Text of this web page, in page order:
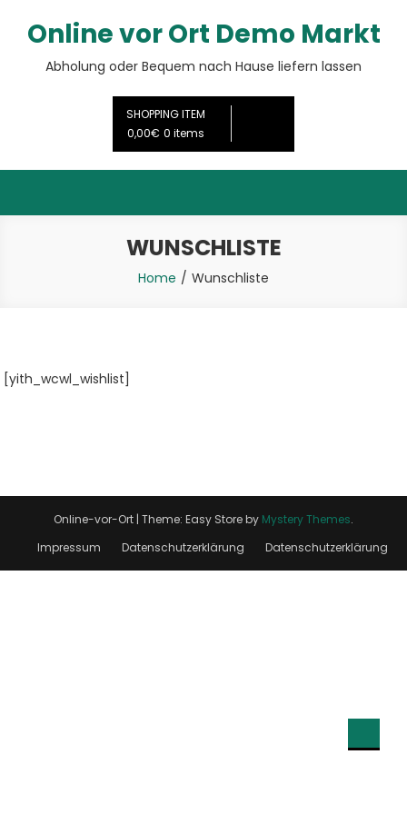
Online vor Ort Demo Markt
Abholung oder Bequem nach Hause liefern lassen
SHOPPING ITEM
0,00€ 0 items
WUNSCHLISTE
Home Wunschliste
[yith_wcwl_wishlist]
Online-vor-Ort | Theme: Easy Store by Mystery Themes.
Impressum
Datenschutzerklärung Datenschutzerklärung